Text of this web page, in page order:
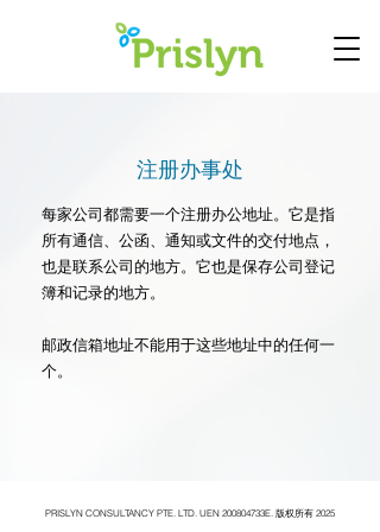
注册办事处
每家公司都需要一个注册办公地址。它是指
所有通信、公函、通知或文件的交付地点，
也是联系公司的地方。它也是保存公司登记
簿和记录的地方。
邮政信箱地址不能用于这些地址中的任何一
个。
PRISLYN CONSULTANCY PTE. LTD. UEN 200804733E. 版权所有 2025